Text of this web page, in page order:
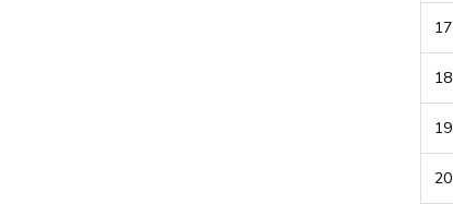
17
18
19
20